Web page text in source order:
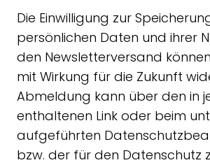
Die Einwilligung zur
persönlichen Daten und ihrer
den Newsletterversand
mit Wirkung für die Zukunft
Abmeldung kann über den in
enthaltenen Link oder beim
aufgeführten
bzw. der für den Datenschutz